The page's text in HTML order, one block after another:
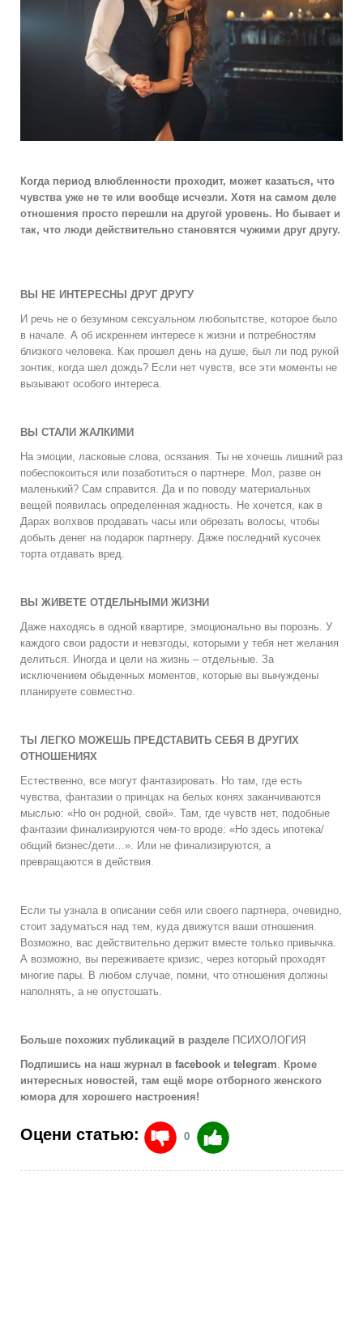
Когда период влюбленности проходит, может казаться, что
чувства уже не те или вообще исчезли. Хотя на самом деле
отношения просто перешли на другой уровень. Но бывает и
так, что люди действительно становятся чужими друг другу.
ВЫ НЕ ИНТЕРЕСНЫ ДРУГ ДРУГУ
И речь не о безумном сексуальном любопытстве, которое было
в начале. А об искреннем интересе к жизни и потребностям
близкого человека. Как прошел день на душе, был ли под рукой
зонтик, когда шел дождь? Если нет чувств, все эти моменты не
вызывают особого интереса.
ВЫ СТАЛИ ЖАЛКИМИ
На эмоции, ласковые слова, осязания. Ты не хочешь лишний раз
побеспокоиться или позаботиться о партнере. Мол, разве он
маленький? Сам справится. Да и по поводу материальных
вещей появилась определенная жадность. Не хочется, как в
Дарах волхвов продавать часы или обрезать волосы, чтобы
добыть денег на подарок партнеру. Даже последний кусочек
торта отдавать вред.
ВЫ ЖИВЕТЕ ОТДЕЛЬНЫМИ ЖИЗНИ
Даже находясь в одной квартире, эмоционально вы порознь. У
каждого свои радости и невзгоды, которыми у тебя нет желания
делиться. Иногда и цели на жизнь – отдельные. За
исключением обыденных моментов, которые вы вынуждены
планируете совместно.
ТЫ ЛЕГКО МОЖЕШЬ ПРЕДСТАВИТЬ СЕБЯ В ДРУГИХ
ОТНОШЕНИЯХ
Естественно, все могут фантазировать. Но там, где есть
чувства, фантазии о принцах на белых конях заканчиваются
мыслью: «Но он родной, свой». Там, где чувств нет, подобные
фантазии финализируются чем-то вроде: «Но здесь ипотека/
общий бизнес/дети…». Или не финализируются, а
превращаются в действия.
Если ты узнала в описании себя или своего партнера, очевидно,
стоит задуматься над тем, куда движутся ваши отношения.
Возможно, вас действительно держит вместе только привычка.
А возможно, вы переживаете кризис, через который проходят
многие пары. В любом случае, помни, что отношения должны
наполнять, а не опустошать.
Больше похожих публикаций в разделе ПСИХОЛОГИЯ
Подпишись на наш журнал в facebook и telegram
Кроме
интересных новостей, там ещё море отборного женского
юмора для хорошего настроения!
Оцени статью: 0